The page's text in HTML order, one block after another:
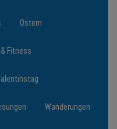
Ostern
Fitness
Wanderungen